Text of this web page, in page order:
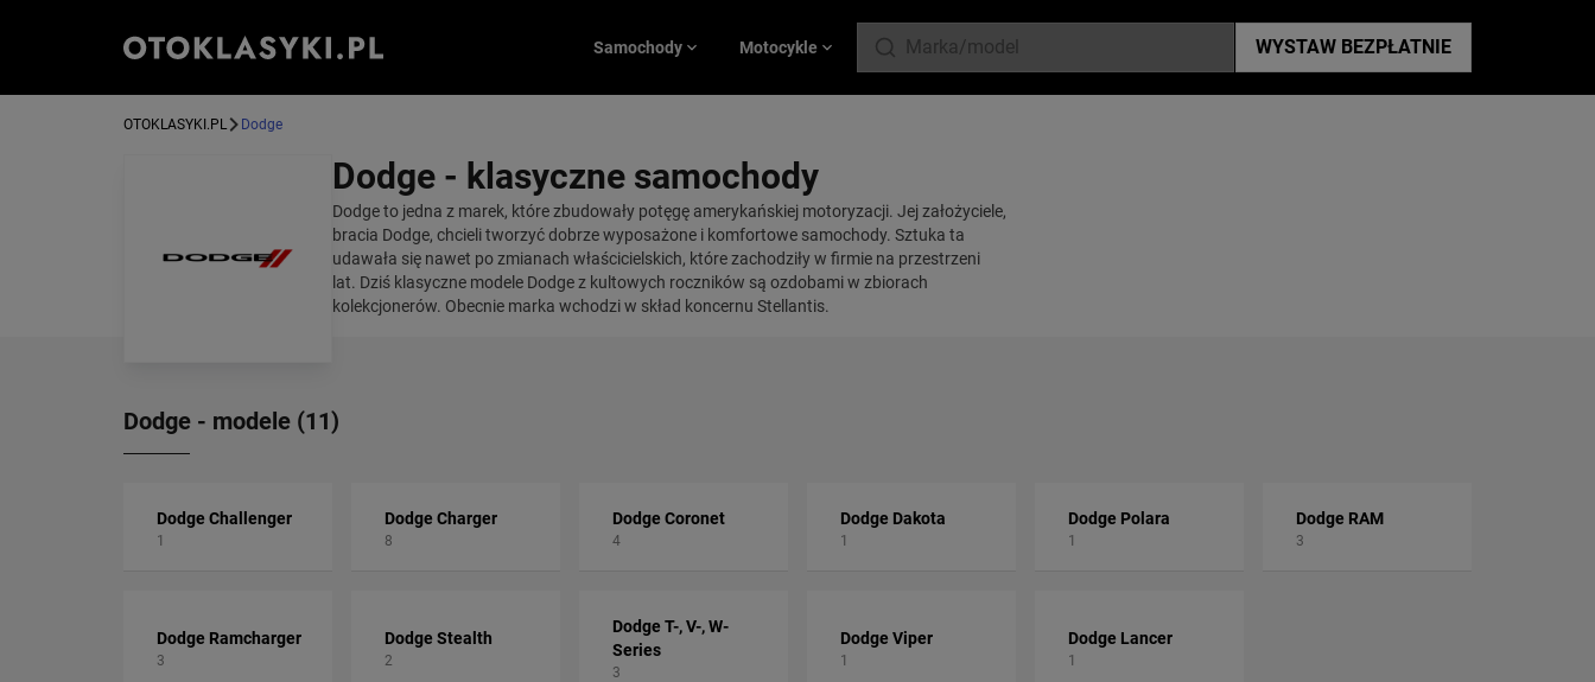
Samochody Motocykle WYSTAW BEZPŁATNIE
OTOKLASYKI.PL Dodge
Dodge - klasyczne samochody
Dodge to jedna z marek, które zbudowały potęgę amerykańskiej motoryzacji. Jej założyciele,
bracia Dodge, chcieli tworzyć dobrze wyposażone i komfortowe samochody. Sztuka ta
udawała się nawet po zmianach właścicielskich, które zachodziły w firmie na przestrzeni
lat. Dziś klasyczne modele Dodge z kultowych roczników są ozdobami w zbiorach
kolekcjonerów. Obecnie marka wchodzi w skład koncernu Stellantis.
Dodge - modele (11)
Dodge Challenger
1
Dodge Charger
8
Dodge Coronet
4
Dodge Dakota
1
Dodge Polara
1
Dodge RAM
3
Dodge Ramcharger
3
Dodge Stealth
2
Dodge T-, V-, W-
Series
3
Dodge Viper
1
Dodge Lancer
1